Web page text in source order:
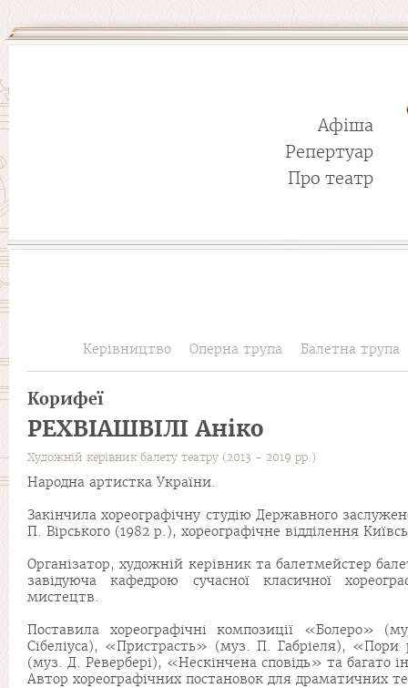
Афіша
Репертуар
Про театр
Керівництво Оперна трупа Балетна трупа
Корифеї
РЕХВІАШВІЛІ Аніко
Художній керівник балету театру (2013 - 2019 рр.)
Народна артистка України.
Закінчила хореографічну студію Державного
П. Вірського (1982 р.), хореографічне відділення
Організатор, художній керівник та балетмейстер
завідуюча кафедрою сучасної класичної
мистецтв.
Поставила хореографічні композиції
Сібеліуса), «Пристрасть» (муз. П. Габріеля),
(муз. Д. Ревербері), «Нескінчена сповідь» та багато
Автор хореографічних постановок для драматичних